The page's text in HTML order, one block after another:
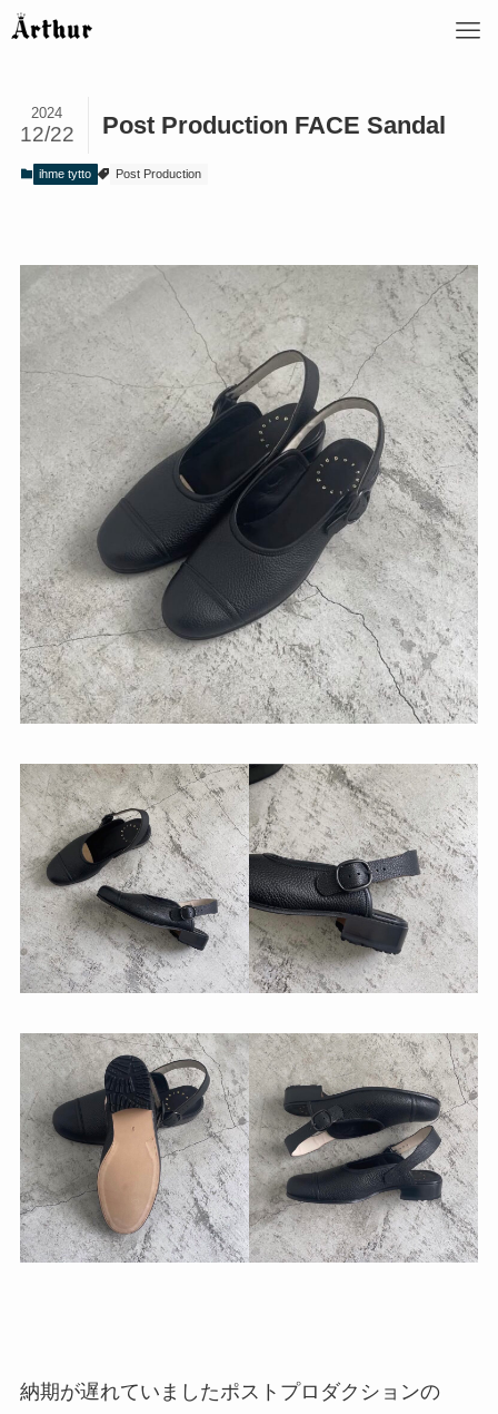
Post Production FACE Sandal
2024
12/22
ihme tytto Post Production
納期が遅れていましたポストプロダクションの